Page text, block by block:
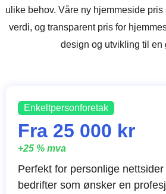
ulike behov. Våre ny hjemmeside
verdi, og transparent pris for
design og utvikling til en
Enkeltpersonforetak
Fra 25 000 kr
+25 % mva
Perfekt for personlige
bedrifter som ønsker en